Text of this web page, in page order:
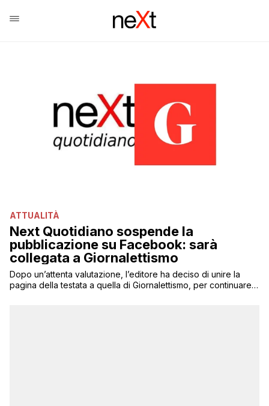
ATTUALITÀ
Next Quotidiano sospende la
pubblicazione su Facebook: sarà
collegata a Giornalettismo
Dopo un’attenta valutazione, l’editore ha deciso di unire la
pagina della testata a quella di Giornalettismo, per continuare a